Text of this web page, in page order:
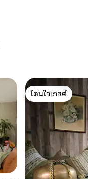
โดนใจเกสต์
โดนใจเกสต์